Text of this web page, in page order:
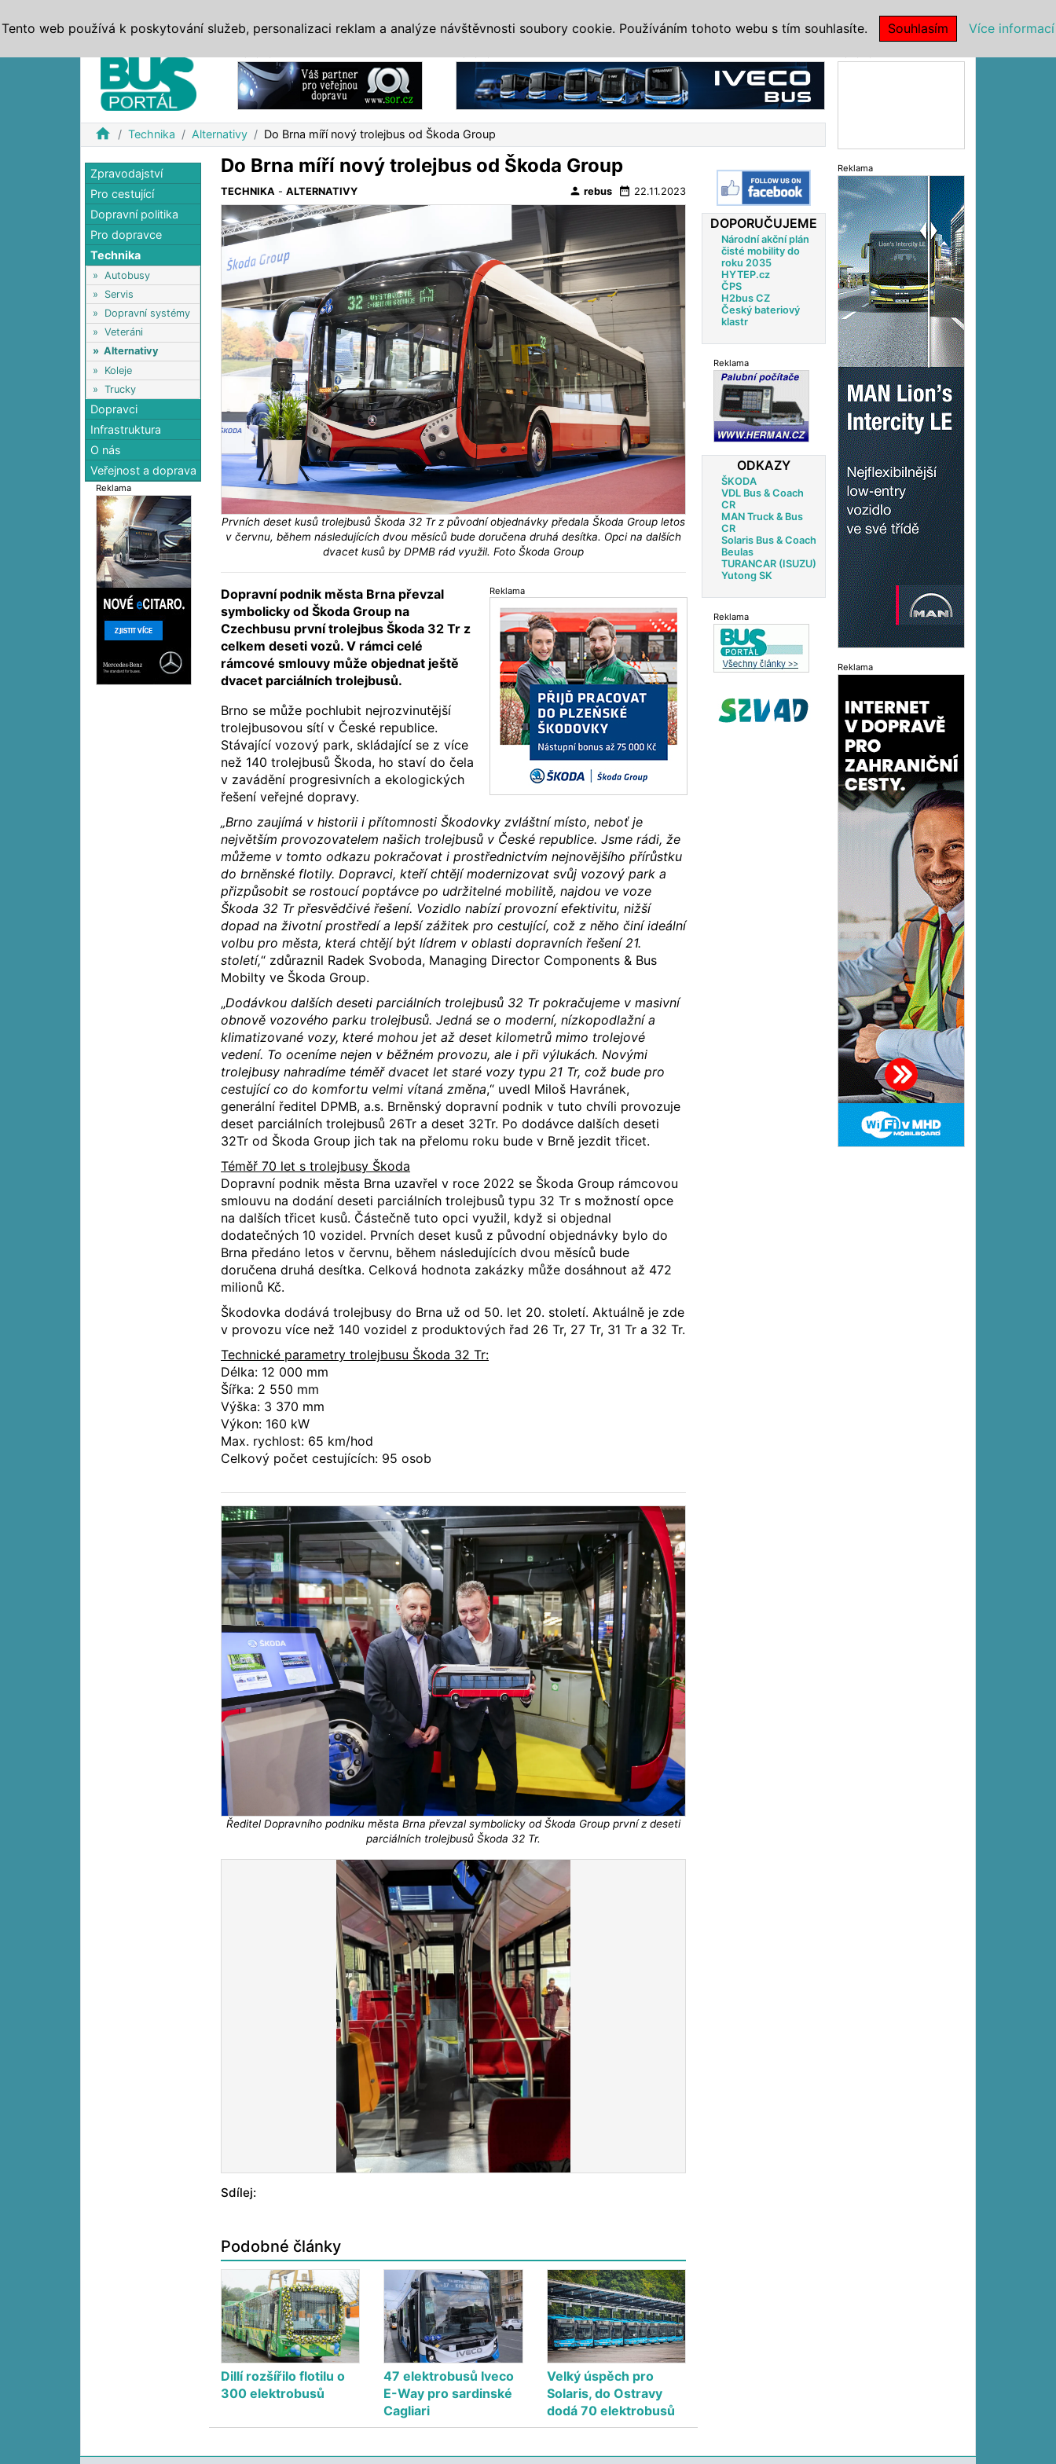
home Technika Alternativy Do Brna míří nový trolejbus od Škoda Group
Zpravodajství
Pro cestující
Dopravní politika
Pro dopravce
Technika
» Autobusy
» Servis
» Dopravní systémy
» Veteráni
» Alternativy
» Koleje
» Trucky
Dopravci
Infrastruktura
O nás
Veřejnost a doprava
Reklama
Do Brna míří nový trolejbus od Škoda Group
TECHNIKA -ALTERNATIVY person rebus date_range 22.11.2023
Prvních deset kusů trolejbusů Škoda 32 Tr z původní objednávky předala Škoda Group letos
v červnu, během následujících dvou měsíců bude doručena druhá desítka. Opci na dalších
dvacet kusů by DPMB rád využil. Foto Škoda Group
Reklama
Dopravní podnik města Brna převzal
symbolicky od Škoda Group na
Czechbusu první trolejbus Škoda 32 Tr z
celkem deseti vozů. V rámci celé
rámcové smlouvy může objednat ještě
dvacet parciálních trolejbusů.
Brno se může pochlubit nejrozvinutější
trolejbusovou sítí v České republice.
Stávající vozový park, skládající se z více
než 140 trolejbusů Škoda, ho staví do čela
v zavádění progresivních a ekologických
řešení veřejné dopravy.
„Brno zaujímá v historii i přítomnosti Škodovky zvláštní místo, neboť je
největším provozovatelem našich trolejbusů v České republice. Jsme rádi, že
můžeme v tomto odkazu pokračovat i prostřednictvím nejnovějšího přírůstku
do brněnské flotily. Dopravci, kteří chtějí modernizovat svůj vozový park a
přizpůsobit se rostoucí poptávce po udržitelné mobilitě, najdou ve voze
Škoda 32 Tr přesvědčivé řešení. Vozidlo nabízí provozní efektivitu, nižší
dopad na životní prostředí a lepší zážitek pro cestující, což z něho činí ideální
volbu pro města, která chtějí být lídrem v oblasti dopravních řešení 21.
století,“ zdůraznil Radek Svoboda, Managing Director Components & Bus
Mobilty ve Škoda Group.
„Dodávkou dalších deseti parciálních trolejbusů 32 Tr pokračujeme v masivní
obnově vozového parku trolejbusů. Jedná se o moderní, nízkopodlažní a
klimatizované vozy, které mohou jet až deset kilometrů mimo trolejové
vedení. To oceníme nejen v běžném provozu, ale i při výlukách. Novými
trolejbusy nahradíme téměř dvacet let staré vozy typu 21 Tr, což bude pro
cestující co do komfortu velmi vítaná změna,“ uvedl Miloš Havránek,
generální ředitel DPMB, a.s. Brněnský dopravní podnik v tuto chvíli provozuje
deset parciálních trolejbusů 26Tr a deset 32Tr. Po dodávce dalších deseti
32Tr od Škoda Group jich tak na přelomu roku bude v Brně jezdit třicet.
Téměř 70 let s trolejbusy Škoda
Dopravní podnik města Brna uzavřel v roce 2022 se Škoda Group rámcovou
smlouvu na dodání deseti parciálních trolejbusů typu 32 Tr s možností opce
na dalších třicet kusů. Částečně tuto opci využil, když si objednal
dodatečných 10 vozidel. Prvních deset kusů z původní objednávky bylo do
Brna předáno letos v červnu, během následujících dvou měsíců bude
doručena druhá desítka. Celková hodnota zakázky může dosáhnout až 472
milionů Kč.
Škodovka dodává trolejbusy do Brna už od 50. let 20. století. Aktuálně je zde
v provozu více než 140 vozidel z produktových řad 26 Tr, 27 Tr, 31 Tr a 32 Tr.
Technické parametry trolejbusu Škoda 32 Tr:
Délka: 12 000 mm
Šířka: 2 550 mm
Výška: 3 370 mm
Výkon: 160 kW
Max. rychlost: 65 km/hod
Celkový počet cestujících: 95 osob
Ředitel Dopravního podniku města Brna převzal symbolicky od Škoda Group první z deseti
parciálních trolejbusů Škoda 32 Tr.
Sdílej:
Podobné články
Dillí rozšířilo flotilu o
300 elektrobusů
47 elektrobusů Iveco
E-Way pro sardinské
Cagliari
Velký úspěch pro
Solaris, do Ostravy
dodá 70 elektrobusů
DOPORUČUJEME
Národní akční plán
čisté mobility do
roku 2035
HYTEP.cz
ČPS
H2bus CZ
Český bateriový
klastr
Reklama
ODKAZY
ŠKODA
VDL Bus & Coach
CR
MAN Truck & Bus
CR
Solaris Bus & Coach
Beulas
TURANCAR (ISUZU)
Yutong SK
Reklama
Reklama
Reklama
Tento web používá k poskytování služeb, personalizaci reklam a analýze návštěvnosti soubory cookie. Používáním tohoto webu s tím souhlasíte. Souhlasím Více informací